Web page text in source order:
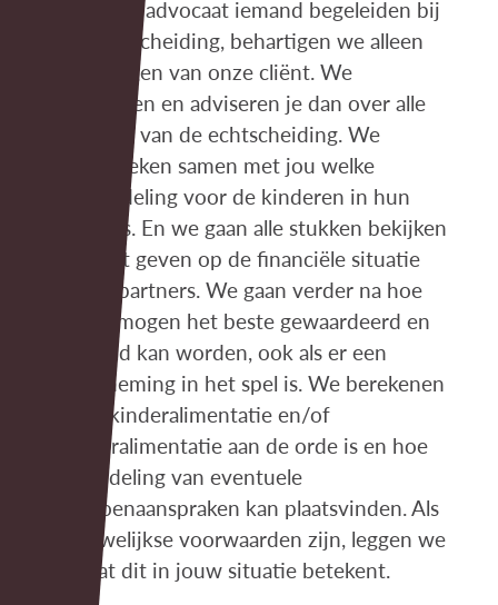
Als we als advocaat iemand begeleiden bij
een echtscheiding, behartigen we alleen
de belangen van onze cliënt. We
informeren en adviseren je dan over alle
gevolgen van de echtscheiding. We
onderzoeken samen met jou welke
zorgverdeling voor de kinderen in hun
belang is. En we gaan alle stukken bekijken
die zicht geven op de financiële situatie
van de partners. We gaan verder na hoe
het vermogen het beste gewaardeerd en
verdeeld kan worden, ook als er een
onderneming in het spel is. We berekenen
welke kinderalimentatie en/of
partneralimentatie aan de orde is en hoe
de verdeling van eventuele
pensioenaanspraken kan plaatsvinden. Als
er huwelijkse voorwaarden zijn, leggen we
uit wat dit in jouw situatie betekent.